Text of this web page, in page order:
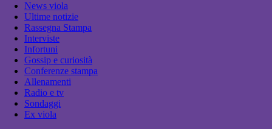
News viola
Ultime notizie
Rassegna Stampa
Interviste
Infortuni
Gossip e curiosità
Conferenze stampa
Allenamenti
Radio e tv
Sondaggi
Ex viola